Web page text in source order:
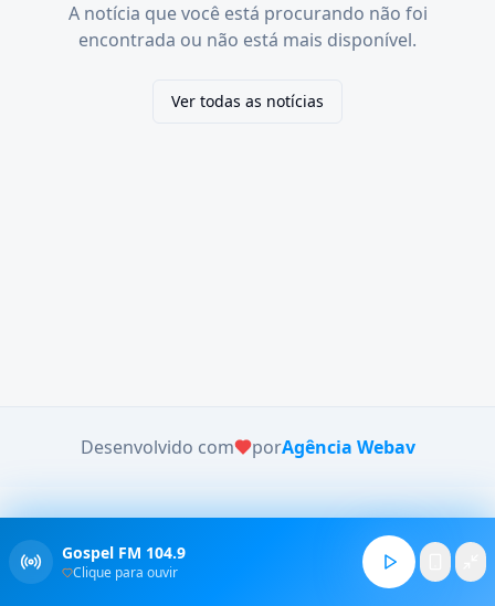
A notícia que você está procurando não foi
encontrada ou não está mais disponível.
Ver todas as notícias
Desenvolvido com porAgência Webav
Gospel FM 104.9
Clique para ouvir